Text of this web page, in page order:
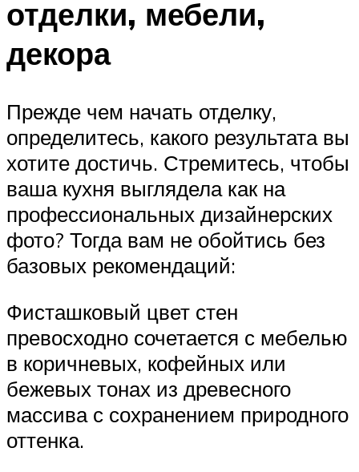
отделки, мебели,
декора
Прежде чем начать отделку,
определитесь, какого результата вы
хотите достичь. Стремитесь, чтобы
ваша кухня выглядела как на
профессиональных дизайнерских
фото? Тогда вам не обойтись без
базовых рекомендаций:
Фисташковый цвет стен
превосходно сочетается с мебелью
в коричневых, кофейных или
бежевых тонах из древесного
массива с сохранением природного
оттенка.